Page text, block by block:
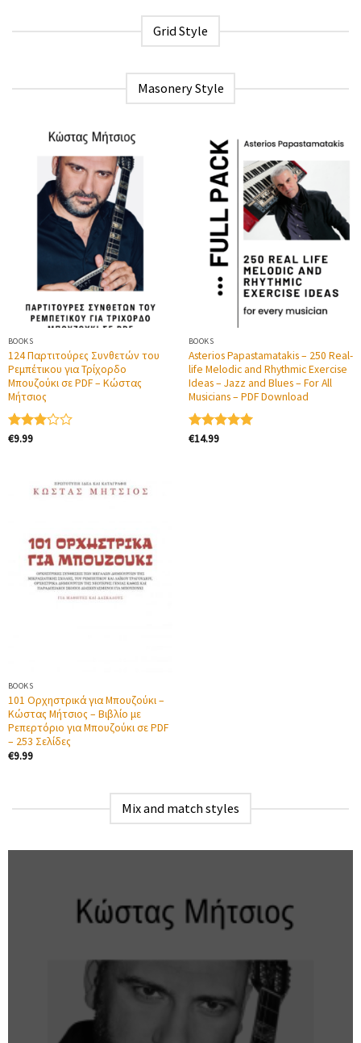
Grid Style
Masonery Style
BOOKS
124 Παρτιτούρες Συνθετών του
Ρεμπέτικου για Τρίχορδο
Μπουζούκι σε PDF – Κώστας
Μήτσιος
Βαθμολογήθηκε
€9.99
BOOKS
Asterios Papastamatakis – 250 Real-
life Melodic and Rhythmic Exercise
Ideas – Jazz and Blues – For All
Musicians – PDF Download
Βαθμολογήθηκε
€14.99
BOOKS
101 Ορχηστρικά για Μπουζούκι –
Κώστας Μήτσιος – Βιβλίο με
Ρεπερτόριο για Μπουζούκι σε PDF
– 253 Σελίδες
€9.99
Mix and match styles